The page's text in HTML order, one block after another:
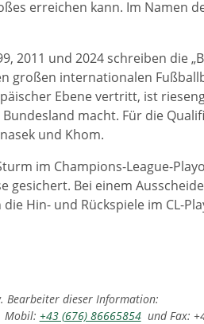
erreichen kann. Im Namen
2011 und 2024 schreiben die
großen internationalen
Ebene vertritt, ist
macht. Für die
und Khom.
im Champions-League-
gesichert. Bei einem
Hin- und Rückspiele im CL-
Bearbeiter dieser Information:
Mobil: +43 (676) 86665854und Fax: